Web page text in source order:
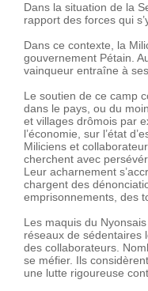
Dans la situation de la
rapport des forces qui
Dans ce contexte, la
gouvernement Pétain.
vainqueur entraîne à
Le soutien de ce camp
dans le pays, ou du
et villages drômois par
l’économie, sur l’état
Miliciens et
cherchent avec
Leur acharnement
chargent des
emprisonnements, des
Les maquis du
réseaux de sédentaires
des collaborateurs.
se méfier. Ils
une lutte rigoureuse